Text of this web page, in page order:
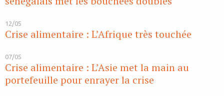
12/05
Crise alimentaire : L’Afrique très touchée
07/05
Crise alimentaire : L’Asie met la main au
portefeuille pour enrayer la crise